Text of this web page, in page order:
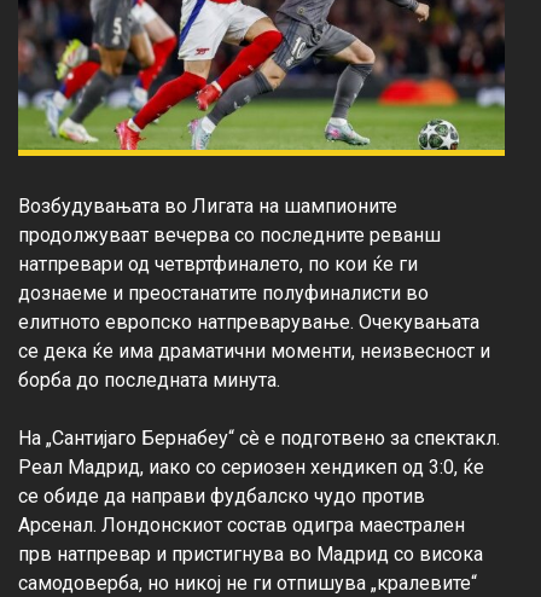
Возбудувањата во Лигата на шампионите
продолжуваат вечерва со последните реванш
натпревари од четвртфиналето, по кои ќе ги
дознаеме и преостанатите полуфиналисти во
елитното европско натпреварување. Очекувањата
се дека ќе има драматични моменти, неизвесност и
борба до последната минута.
На „Сантијаго Бернабеу“ сè е подготвено за спектакл.
Реал Мадрид, иако со сериозен хендикеп од 3:0, ќе
се обиде да направи фудбалско чудо против
Арсенал. Лондонскиот состав одигра маестрален
прв натпревар и пристигнува во Мадрид со висока
самодоверба, но никој не ги отпишува „кралевите“